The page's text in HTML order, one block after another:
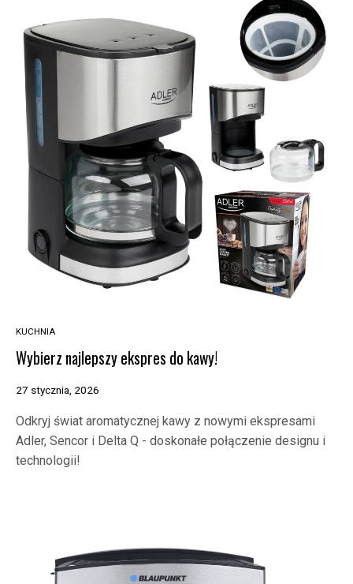
KUCHNIA
Wybierz najlepszy ekspres do kawy!
27 stycznia, 2026
Odkryj świat aromatycznej kawy z nowymi ekspresami
Adler, Sencor i Delta Q - doskonałe połączenie designu i
technologii!